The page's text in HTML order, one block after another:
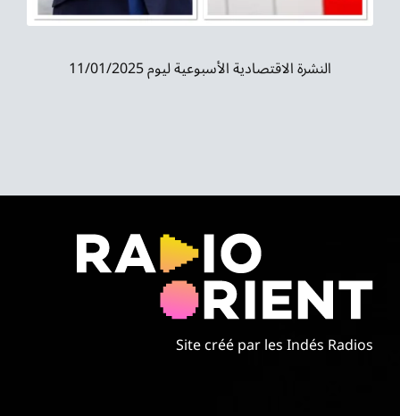
النشرة الاقتصادية الأسبوعية ليوم 11/01/2025
Site créé par les Indés Radios